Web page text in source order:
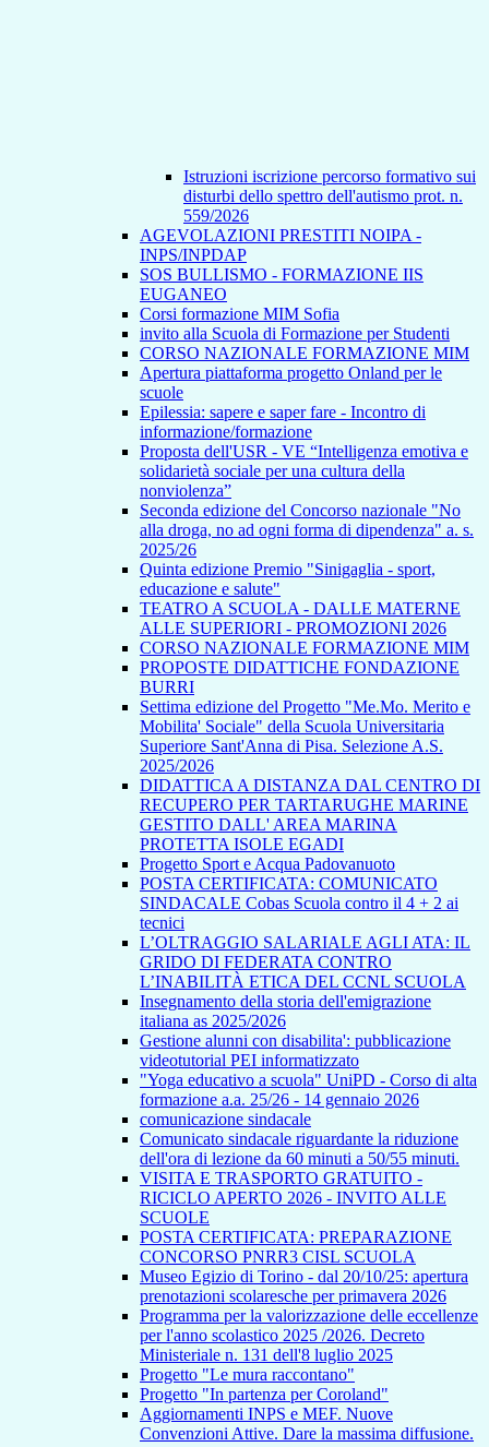
Istruzioni iscrizione percorso formativo sui
disturbi dello spettro dell'autismo prot. n.
559/2026
AGEVOLAZIONI PRESTITI NOIPA -
INPS/INPDAP
SOS BULLISMO - FORMAZIONE IIS
EUGANEO
Corsi formazione MIM Sofia
invito alla Scuola di Formazione per Studenti
CORSO NAZIONALE FORMAZIONE MIM
Apertura piattaforma progetto Onland per le
scuole
Epilessia: sapere e saper fare - Incontro di
informazione/formazione
Proposta dell'USR - VE “Intelligenza emotiva e
solidarietà sociale per una cultura della
nonviolenza”
Seconda edizione del Concorso nazionale "No
alla droga, no ad ogni forma di dipendenza" a. s.
2025/26
Quinta edizione Premio "Sinigaglia - sport,
educazione e salute"
TEATRO A SCUOLA - DALLE MATERNE
ALLE SUPERIORI - PROMOZIONI 2026
CORSO NAZIONALE FORMAZIONE MIM
PROPOSTE DIDATTICHE FONDAZIONE
BURRI
Settima edizione del Progetto "Me.Mo. Merito e
Mobilita' Sociale" della Scuola Universitaria
Superiore Sant'Anna di Pisa. Selezione A.S.
2025/2026
DIDATTICA A DISTANZA DAL CENTRO DI
RECUPERO PER TARTARUGHE MARINE
GESTITO DALL' AREA MARINA
PROTETTA ISOLE EGADI
Progetto Sport e Acqua Padovanuoto
POSTA CERTIFICATA: COMUNICATO
SINDACALE Cobas Scuola contro il 4 + 2 ai
tecnici
L’OLTRAGGIO SALARIALE AGLI ATA: IL
GRIDO DI FEDERATA CONTRO
L’INABILITÀ ETICA DEL CCNL SCUOLA
Insegnamento della storia dell'emigrazione
italiana as 2025/2026
Gestione alunni con disabilita': pubblicazione
videotutorial PEI informatizzato
"Yoga educativo a scuola" UniPD - Corso di alta
formazione a.a. 25/26 - 14 gennaio 2026
comunicazione sindacale
Comunicato sindacale riguardante la riduzione
dell'ora di lezione da 60 minuti a 50/55 minuti.
VISITA E TRASPORTO GRATUITO -
RICICLO APERTO 2026 - INVITO ALLE
SCUOLE
POSTA CERTIFICATA: PREPARAZIONE
CONCORSO PNRR3 CISL SCUOLA
Museo Egizio di Torino - dal 20/10/25: apertura
prenotazioni scolaresche per primavera 2026
Programma per la valorizzazione delle eccellenze
per l'anno scolastico 2025 /2026. Decreto
Ministeriale n. 131 dell'8 luglio 2025
Progetto "Le mura raccontano"
Progetto "In partenza per Coroland"
Aggiornamenti INPS e MEF. Nuove
Convenzioni Attive. Dare la massima diffusione.